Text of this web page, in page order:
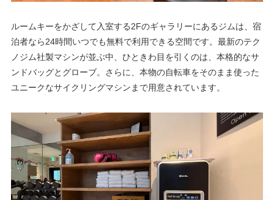
ルームキーをかざして入室する2Fのギャラリーにあるジムは、宿
泊者なら24時間いつでも無料で利用できる空間です。最新のテク
ノジム社製マシンが並ぶ中、ひときわ目を引くのは、本格的なサ
ンドバッグとグローブ。さらに、本物の自転車をそのまま使った
ユニークなサイクリングマシンまで用意されています。